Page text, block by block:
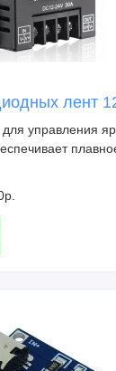
лент
управления